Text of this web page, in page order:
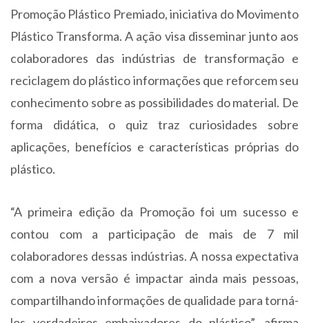
Promoção Plástico Premiado, iniciativa do Movimento
Plástico Transforma. A ação visa disseminar junto aos
colaboradores das indústrias de transformação e
reciclagem do plástico informações que reforcem seu
conhecimento sobre as possibilidades do material. De
forma didática, o quiz traz curiosidades sobre
aplicações, benefícios e características próprias do
plástico.
“A primeira edição da Promoção foi um sucesso e
contou com a participação de mais de 7 mil
colaboradores dessas indústrias. A nossa expectativa
com a nova versão é impactar ainda mais pessoas,
compartilhando informações de qualidade para torná-